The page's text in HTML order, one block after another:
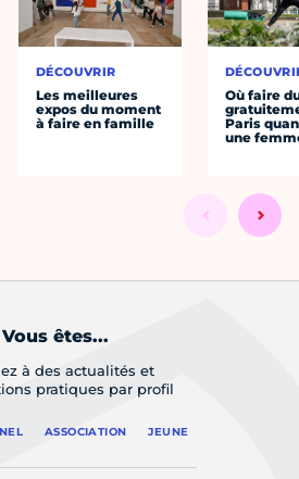
DÉCOUVRIR
Les meilleures
expos du moment
à faire en famille
Où faire
Paris
une
Vous êtes...
à des actualités et
pratiques par profil
ASSOCIATION JEUNE